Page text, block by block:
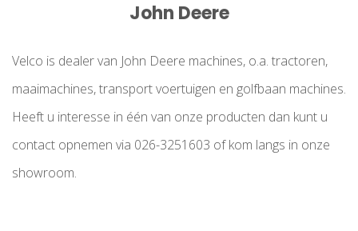
John Deere
Velco is dealer van John Deere machines, o.a. tractoren,
maaimachines, transport voertuigen en golfbaan machines.
Heeft u interesse in één van onze producten dan kunt u
contact opnemen via 026-3251603 of kom langs in onze
showroom.